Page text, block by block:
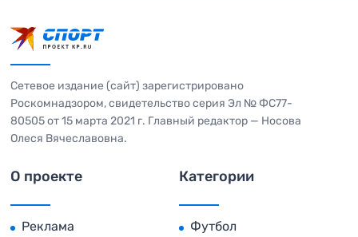
Сетевое издание (сайт) зарегистрировано
Роскомнадзором, свидетельство серия Эл № ФС77-
80505 от 15 марта 2021 г. Главный редактор — Носова
Олеся Вячеславовна.
О проекте
Реклама
Категории
Футбол